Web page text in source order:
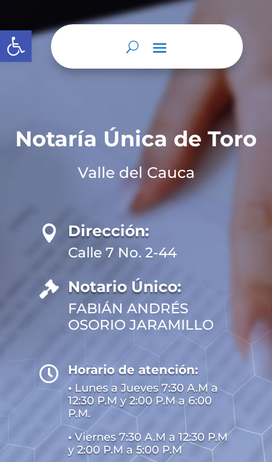
Abrir barra de herramientas
Notaría Única de Toro
Valle del Cauca
 Dirección:
Calle 7 No. 2-44
 Notario Único:
FABIÁN ANDRÉS
OSORIO JARAMILLO
 Horario de atención:
• Lunes a Jueves 7:30 A.M a
12:30 P.M y 2:00 P.M a 6:00
P.M.
• Viernes 7:30 A.M a 12:30 P.M
y 2:00 P.M a 5:00 P.M